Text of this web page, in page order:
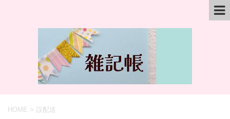
HOME > 誤配送